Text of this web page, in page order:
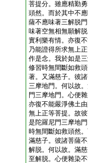
菩提分。雖應精勤
頭然。而於其中不
薩不應味著三解脱
味著空無相無願解
實利樂有情。亦復
乃能證得所求無上
作是念。我於如是
修習時無間斷如救
著。又滿慈子。彼
三摩地門。何以故
門三摩地門。心便
亦復不能嚴淨佛土
無上正等菩提。故
是陀羅尼門三摩地
時無間斷如救頭然
滿慈子。彼諸菩薩
解脱。何以故。滿
至解脱。心便雜染